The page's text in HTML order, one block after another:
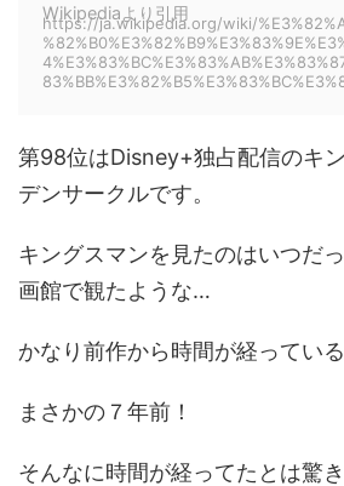
Wikipediaより引用
https://ja.wikipedia.org/wiki/
第98位はDisney+独占配信のキ
デンサークルです。
キングスマンを見たのはいつだ
画館で観たような…
かなり前作から時間が経ってい
まさかの７年前！
そんなに時間が経ってたとは驚き